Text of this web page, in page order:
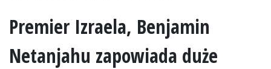
Premier Izraela, Benjamin
Netanjahu zapowiada duże